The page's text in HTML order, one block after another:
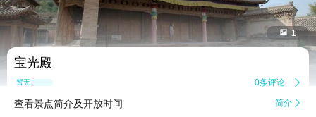
 1
宝光殿
暂无点评 0条评论 
查看景点简介及开放时间 简介 